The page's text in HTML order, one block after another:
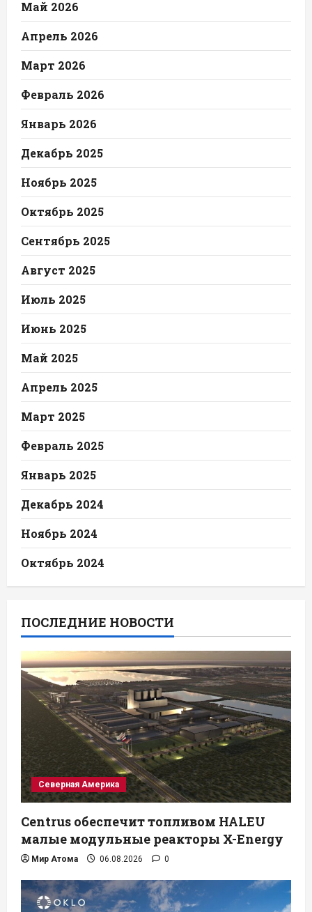
Май 2026
Апрель 2026
Март 2026
Февраль 2026
Январь 2026
Декабрь 2025
Ноябрь 2025
Октябрь 2025
Сентябрь 2025
Август 2025
Июль 2025
Июнь 2025
Май 2025
Апрель 2025
Март 2025
Февраль 2025
Январь 2025
Декабрь 2024
Ноябрь 2024
Октябрь 2024
ПОСЛЕДНИЕ НОВОСТИ
Северная Америка
Centrus обеспечит топливом HALEU
малые модульные реакторы X-Energy
Мир Атома 06.08.2026 0